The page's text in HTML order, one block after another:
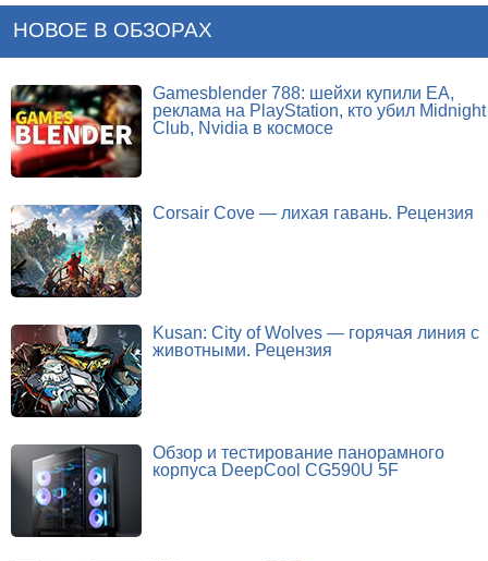
НОВОЕ В ОБЗОРАХ
Gamesblender 788: шейхи купили EA,
реклама на PlayStation, кто убил Midnight
Club, Nvidia в космосе
Corsair Cove — лихая гавань. Рецензия
Kusan: City of Wolves — горячая линия с
животными. Рецензия
Обзор и тестирование панорамного
корпуса DeepCool CG590U 5F